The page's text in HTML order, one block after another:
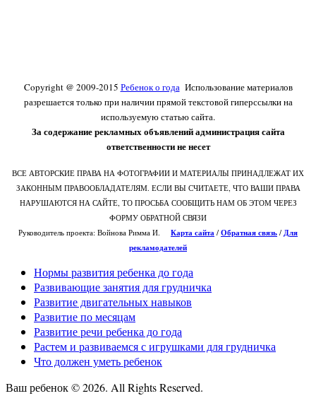
Copyright @ 2009-2015 Ребенок о годаИспользование материалов
разрешается только при наличии прямой текстовой гиперссылки на
используемую статью сайта.
За содержание рекламных объявлений администрация сайта
ответственности не несет
ВСЕ АВТОРСКИЕ ПРАВА НА ФОТОГРАФИИ И МАТЕРИАЛЫ ПРИНАДЛЕЖАТ ИХ
ЗАКОННЫМ ПРАВООБЛАДАТЕЛЯМ. ЕСЛИ ВЫ СЧИТАЕТЕ, ЧТО ВАШИ ПРАВА
НАРУШАЮТСЯ НА САЙТЕ, ТО ПРОСЬБА СООБЩИТЬ НАМ ОБ ЭТОМ ЧЕРЕЗ
ФОРМУ ОБРАТНОЙ СВЯЗИ
Руководитель проекта: Войнова Римма И. Карта сайта / Обратная связь / Для
рекламодателей
Нормы развития ребенка до года
Развивающие занятия для грудничка
Развитие двигательных навыков
Развитие по месяцам
Развитие речи ребенка до года
Растем и развиваемся с игрушками для грудничка
Что должен уметь ребенок
Ваш ребенок © 2026. All Rights Reserved.